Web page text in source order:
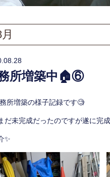
所増築中🏠⑥
所増築の様子記録です🧐
未完成だったのですが遂に完成
✨